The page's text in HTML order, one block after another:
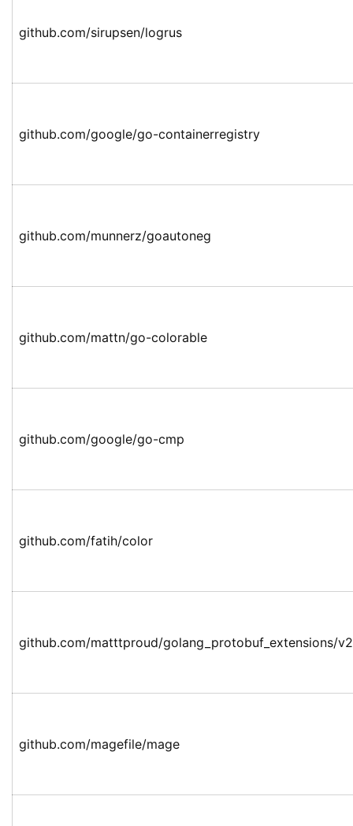
github.com/sirupsen/logrus
github.com/google/go-containerregistry
github.com/munnerz/goautoneg
github.com/mattn/go-colorable
github.com/google/go-cmp
github.com/fatih/color
github.com/matttproud/golang_protobuf_extensions/v2
github.com/magefile/mage